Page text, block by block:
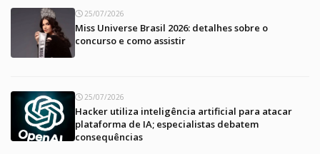
25/07/2026
Miss Universe Brasil 2026: detalhes sobre o
concurso e como assistir
25/07/2026
Hacker utiliza inteligência artificial para atacar
plataforma de IA; especialistas debatem
consequências